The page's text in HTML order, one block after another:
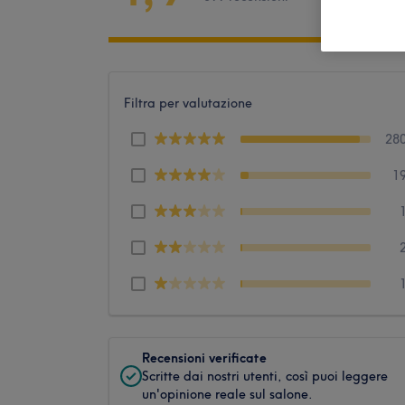
Filtra per valutazione
1
2
1
Recensioni verificate
Scritte dai nostri utenti, così puoi leggere
un'opinione reale sul salone.